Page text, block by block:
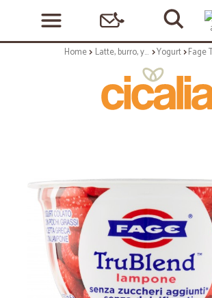
Home Latte, burro, yogurt Yogurt